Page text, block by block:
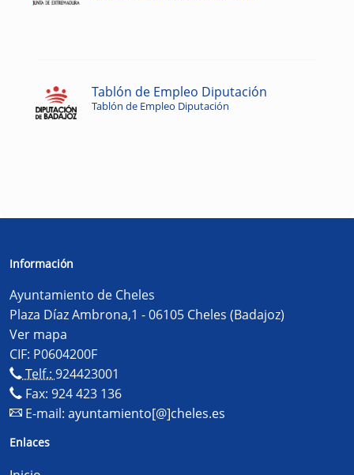
Tablón de Empleo Diputación
Tablón de Empleo Diputación
Información
Ayuntamiento de Cheles
Plaza Díaz Ambrona,1 - 06105 Cheles (Badajoz)
Ver mapa
CIF: P0604200F
Telf.: 924423001
Fax: 924 423 136
E-mail: ayuntamiento[@]cheles.es
Enlaces